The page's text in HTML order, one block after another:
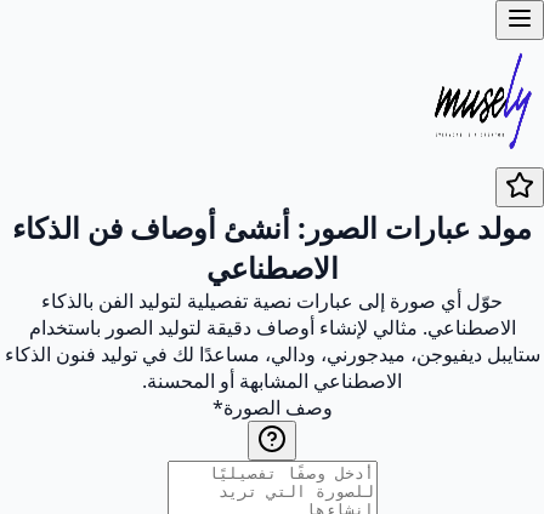
مولد عبارات الصور: أنشئ أوصاف فن الذكاء
الاصطناعي
حوّل أي صورة إلى عبارات نصية تفصيلية لتوليد الفن بالذكاء
الاصطناعي. مثالي لإنشاء أوصاف دقيقة لتوليد الصور باستخدام
ستايبل ديفيوجن، ميدجورني، ودالي، مساعدًا لك في توليد فنون الذكاء
الاصطناعي المشابهة أو المحسنة.
وصف الصورة*